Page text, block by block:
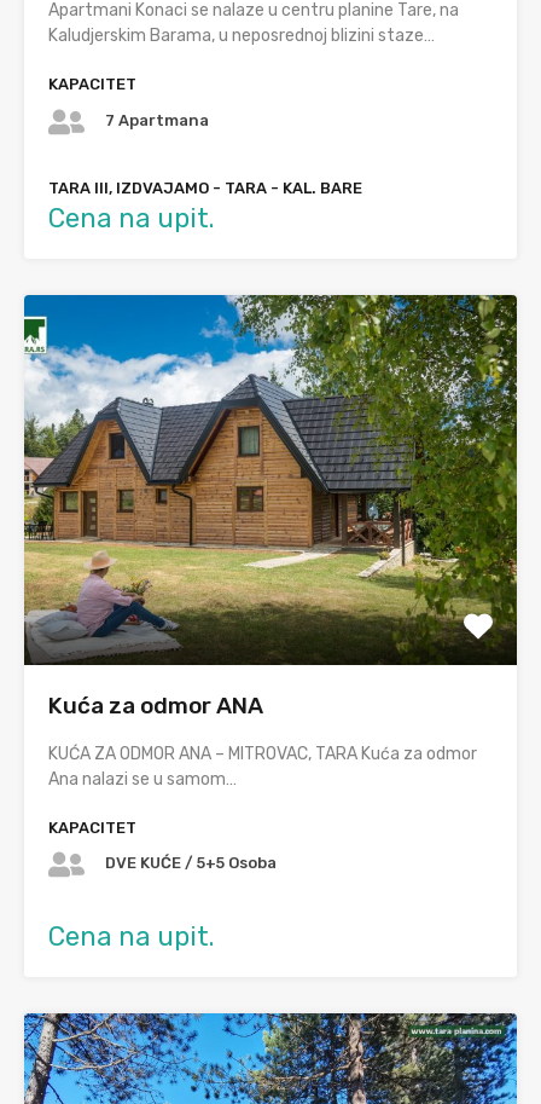
Apartmani Konaci se nalaze u centru planine Tare, na
Kaludjerskim Barama, u neposrednoj blizini staze…
KAPACITET
7 Apartmana
TARA III, IZDVAJAMO - TARA - KAL. BARE
Cena na upit.
Kuća za odmor ANA
KUĆA ZA ODMOR ANA – MITROVAC, TARA Kuća za odmor
Ana nalazi se u samom…
KAPACITET
DVE KUĆE / 5+5 Osoba
Cena na upit.